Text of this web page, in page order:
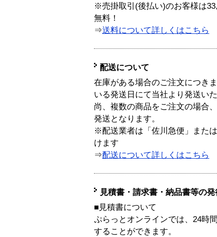
※売掛取引(後払い)のお客様は
無料！
⇒送料について詳しくはこちら
配送について
在庫がある場合のご注文につき
いる発送日にて当社より発送い
尚、複数の商品をご注文の場合
発送となります。
※配送業者は「佐川急便」また
けます
⇒配送について詳しくはこちら
見積書・請求書・納品書等の
■見積書について
ぷらっとオンラインでは、24時
することができます。